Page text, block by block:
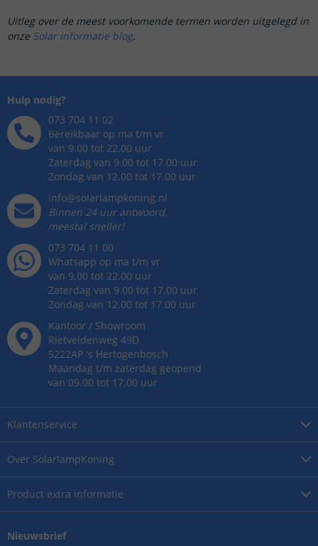
Uitleg over de meest voorkomende termen worden uitgelegd in
onze Solar informatie blog.
Over SolarlampKoning
Product extra informatie
Klantenservice
Hulp nodig?
073 704 11 02
Bereikbaar op ma t/m vr
van 9.00 tot 22.00 uur
Zaterdag van 9.00 tot 17.00 uur
Zondag van 12.00 tot 17.00 uur
info@solarlampkoning.nl
Binnen 24 uur antwoord,
meestal sneller!
073 704 11 00
Whatsapp op ma t/m vr
van 9.00 tot 22.00 uur
Zaterdag van 9.00 tot 17.00 uur
Zondag van 12.00 tot 17.00 uur
Kantoor / Showroom
Rietveldenweg 49D
5222AP 's Hertogenbosch
Maandag t/m zaterdag geopend
van 09.00 tot 17.00 uur
Nieuwsbrief